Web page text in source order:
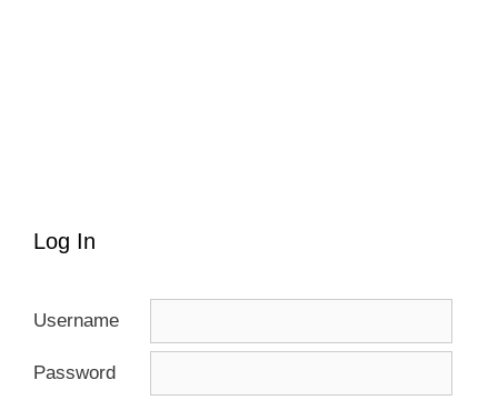
Log In
Username
Password